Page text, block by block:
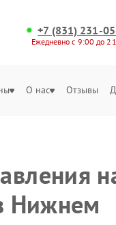
+7 (831) 231-
Ежедневно с 9:00 до
О нас Отзывы
Нижнем